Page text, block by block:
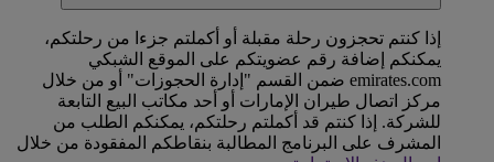
إذا كنتم تحجزون رحلة مقبلة أو أكملتم جزءا من رحلتكم،
يمكنكم إضافة رقم عضويتكم على الموقع الشبكي
emirates.com ضمن القسم "إدارة الحجوزات" أو من خلال
مركز اتصال طيران الإمارات أو أحد مكاتب البيع التابعة
للشركة. إذا كنتم قد أكملتم رحلتكم، يمكنكم الطلب من
المشرف على البرنامج المطالبة بنقاطكم المفقودة من خلال